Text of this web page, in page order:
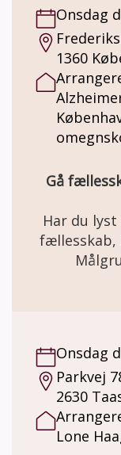
Onsdag
1360
Gå
Har du
fællesskab,
skabe
endda
Onsdag
Parkvej
2630
Lone